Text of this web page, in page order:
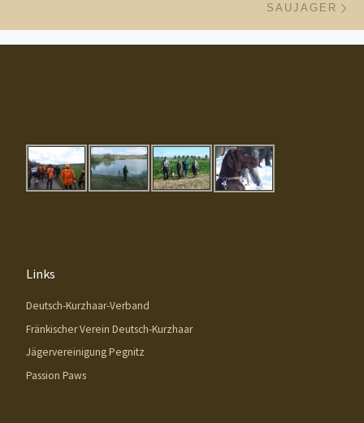
SAUJAGER
Links
Deutsch-Kurzhaar-Verband
Fränkischer Verein Deutsch-Kurzhaar
Jägervereinigung Pegnitz
Passion Paws